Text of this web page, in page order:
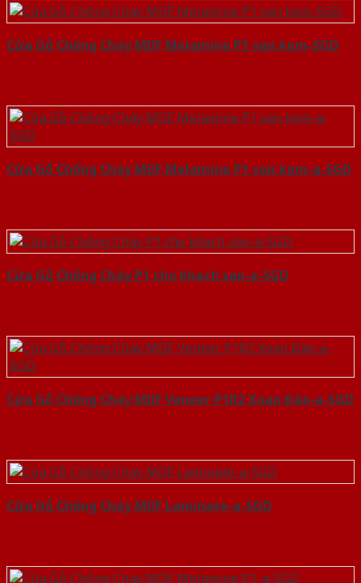
Cửa Gỗ Chống Cháy MDF Melamine P1 van kem-SGD
Cửa Gỗ Chống Cháy MDF Melamine P1 van kem-a-SGD
Cửa Gỗ Chống Cháy P1 cho khach san-a-SGD
Cửa Gỗ Chống Cháy MDF Veneer P1R2 Xoan Đào-a-SGD
Cửa Gỗ Chống Cháy MDF Laminate-a-SGD